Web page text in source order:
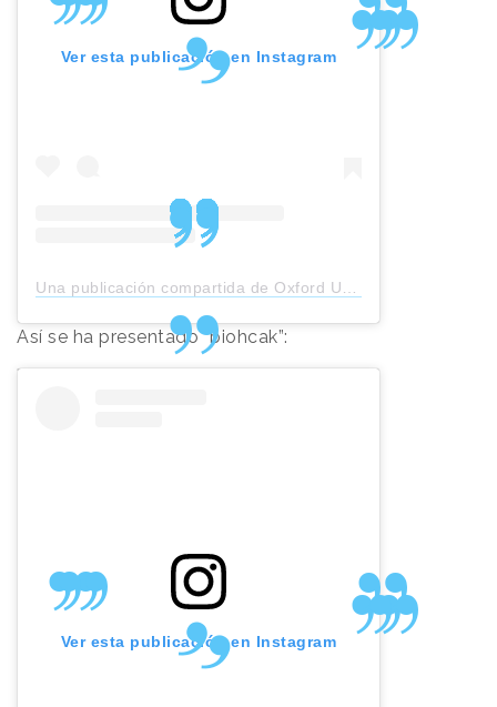
Ver esta publicación en Instagram
Una publicación compartida de Oxford University Press (@oxunipress)
Así se ha presentado “biohcak”:
Ver esta publicación en Instagram